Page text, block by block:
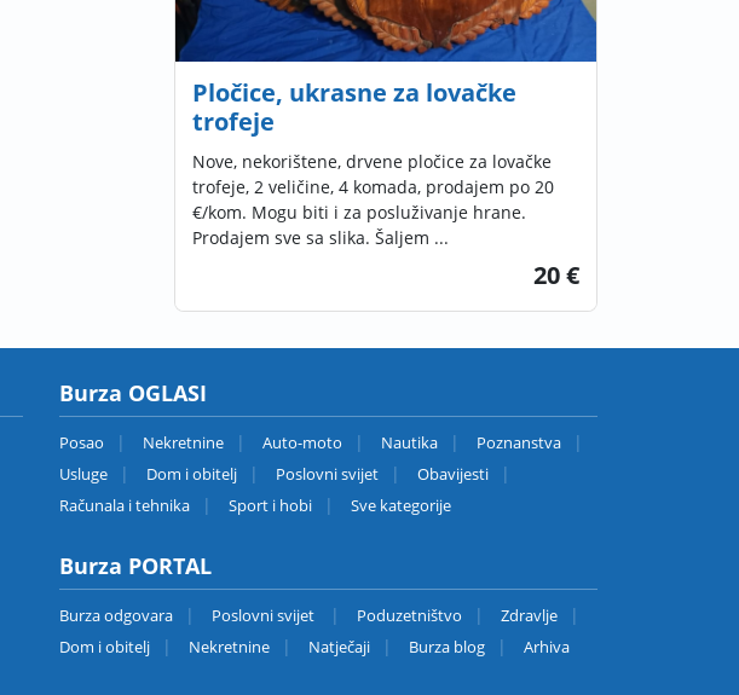
Pločice, ukrasne za lovačke
trofeje
Nove, nekorištene, drvene pločice za lovačke
trofeje, 2 veličine, 4 komada, prodajem po 20
€/kom. Mogu biti i za posluživanje hrane.
Prodajem sve sa slika. Šaljem ...
20 €
Burza OGLASI
Posao Nekretnine Auto-moto Nautika
Poznanstva
Usluge
Dom i obitelj Poslovni svijet
Obavijesti
Računala i tehnika
Sport i hobi Sve kategorije
Burza PORTAL
Burza odgovara Poslovni svijet Poduzetništvo
Zdravlje
Dom i obitelj
Nekretnine Natječaji Burza blog Arhiva